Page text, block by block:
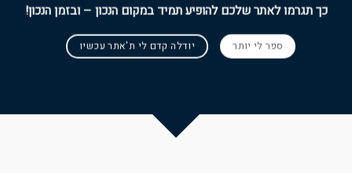
כך תגרמו לאתר שלכם להופיע תמיד במקום הנכון – ובזמן הנכון!
ספר לי יותר יודלה קדם לי ת'אתר עכשיו